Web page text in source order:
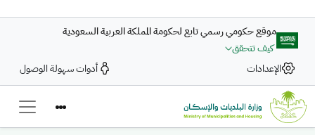
موقع حكومي رسمي تابع لحكومة المملكة العربية السعودية
كيف تتحقق
الإعدادات
أدوات سهولة الوصول